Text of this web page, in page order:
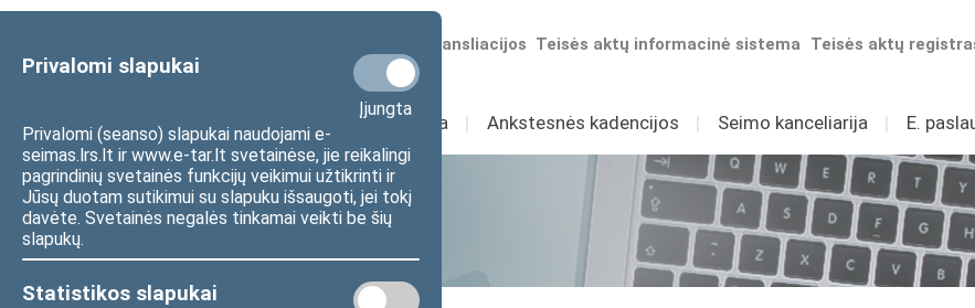
Privalomi slapukai
Įjungta
Privalomi (seanso) slapukai naudojami e-
seimas.lrs.lt ir www.e-tar.lt svetainėse, jie reikalingi
pagrindinių svetainės funkcijų veikimui užtikrinti ir
Jūsų duotam sutikimui su slapuku išsaugoti, jei tokį
davėte. Svetainės negalės tinkamai veikti be šių
slapukų.
Statistikos slapukai
Teisės aktų
Teisės aktų informacinė sistema
Numatomos transliacijos
Sudėtis Veikla I Ankstesnės kadencijos I Seimo kanceliarija I E.
Statistika